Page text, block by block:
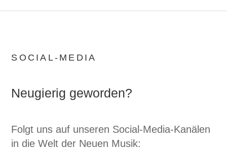
SOCIAL-MEDIA
Neugierig geworden?
Folgt uns auf unseren Social-Media-Kanälen
in die Welt der Neuen Musik: